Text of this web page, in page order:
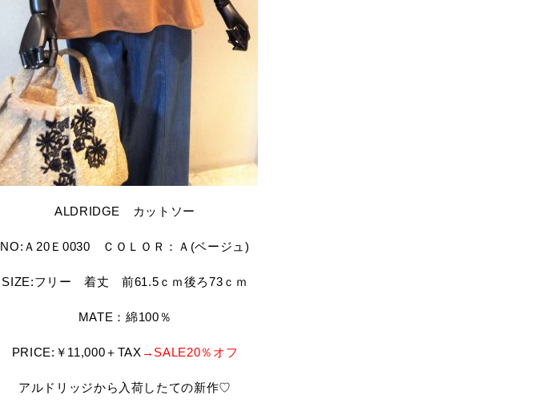
ALDRIDGE カットソー
NO:Ａ20Ｅ0030 ＣＯＬＯＲ：Ａ(ベージュ)
SIZE:フリー 着丈 前61.5ｃｍ後ろ73ｃｍ
MATE：綿100％
PRICE:￥11,000＋TAX →SALE20％オフ
アルドリッジから入荷したての新作♡